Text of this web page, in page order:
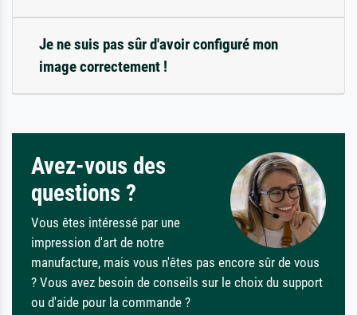
Je ne suis pas sûr d'avoir configuré mon
image correctement !
Avez-vous des
questions ?
Vous êtes intéressé par une
impression d'art de notre
manufacture, mais vous n'êtes pas encore sûr de vous
? Vous avez besoin de conseils sur le choix du support
ou d'aide pour la commande ?